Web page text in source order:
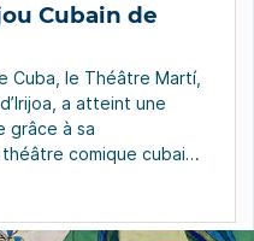
Cubain de
Cuba, le Théâtre Martí,
a atteint une
grâce à sa
comique cubain,
et la […]